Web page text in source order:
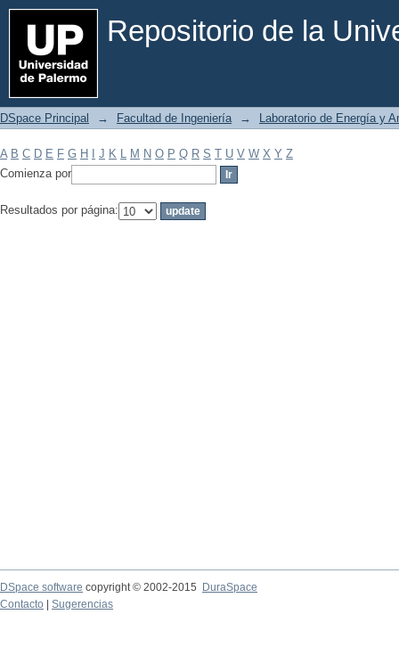
Repositorio de la
Filtrar por: Materia
DSpace Principal → Facultad de Ingeniería → Laboratorio de Energía y
A B C D E F G H J K L M N O P Q R S T U V W X Y Z
Comienza por
Resultados por página:
DSpace software copyright © 2002-2015
DuraSpace
Contacto
Sugerencias